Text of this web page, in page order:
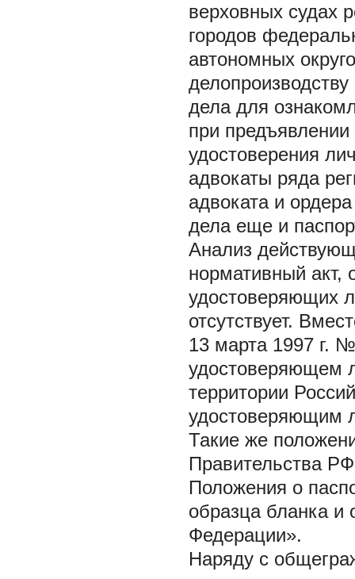
верховных судах
городов
автономных
дела для
при
удостоверения
адвокаты ряда
адвоката и
дела еще и
Анализ
нормативный акт,
удостоверяющих
отсутствует.
13 марта 1997 г.
удостоверяющем
территории
удостоверяющим
Такие же
Правительства
Положения о
образца бланка и
Федерации».
Наряду с